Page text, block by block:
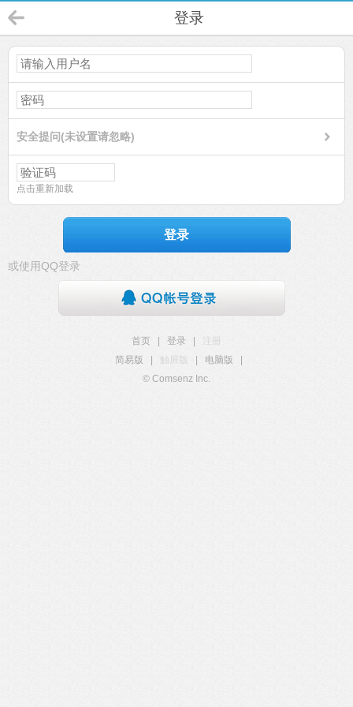
登录
安全提问(未设置请忽略)
点击重新加载
登录
或使用QQ登录
首页 登录
注册
简易版
触屏版 电脑版
© Comsenz Inc.